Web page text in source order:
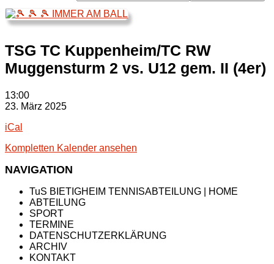
TSG TC Kuppenheim/TC RW
Muggensturm 2 vs. U12 gem. II (4er)
TSG
TC
RW
2
U12
(4er)
13:00
23. März 2025
iCal
Kompletten Kalender ansehen
NAVIGATION
TuS BIETIGHEIM TENNISABTEILUNG | HOME
ABTEILUNG
SPORT
TERMINE
DATENSCHUTZERKLÄRUNG
ARCHIV
KONTAKT